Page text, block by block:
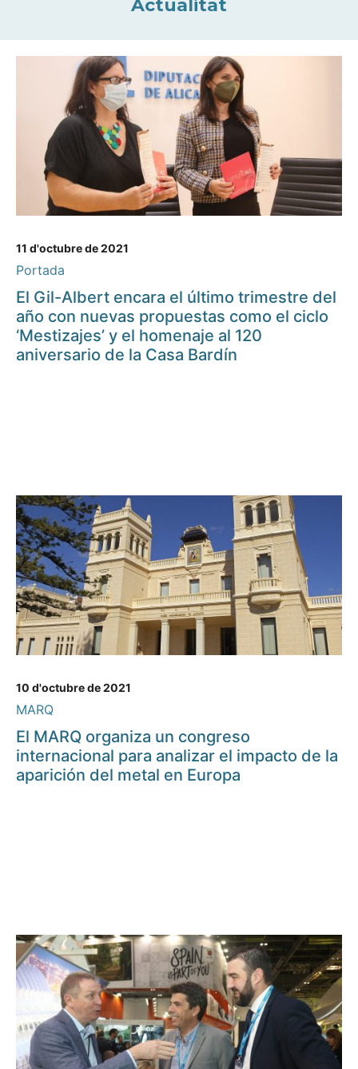
Actualitat
11 d'octubre de 2021
Portada
El Gil-Albert encara el último trimestre del
año con nuevas propuestas como el ciclo
‘Mestizajes’ y el homenaje al 120
aniversario de la Casa Bardín
10 d'octubre de 2021
MARQ
El MARQ organiza un congreso
internacional para analizar el impacto de la
aparición del metal en Europa